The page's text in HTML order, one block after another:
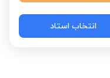
انتخاب استاد